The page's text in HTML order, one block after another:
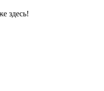
здесь!